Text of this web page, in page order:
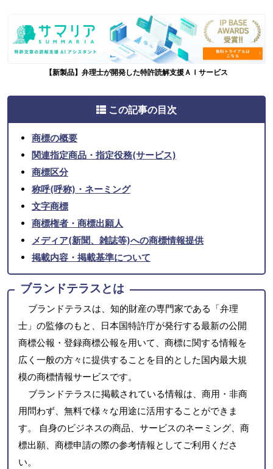
【新製品】弁理士が開発した特許読解支援ＡＩサービス
この記事の目次
商標の概要
関連指定商品・指定役務(サービス)
商標区分
称呼(呼称)・ネーミング
文字商標
商標権者・商標出願人
メディア(新聞、雑誌等)への商標情報提供
掲載内容・掲載基準について
ブランドテラスとは
ブランドテラスは、知的財産の専門家である「弁理
士」の監修のもと、日本国特許庁が発行する最新の公開
商標公報・登録商標公報を用いて、商標に関する情報を
広く一般の方々に提供することを目的とした国内最大規
模の商標情報サービスです。
ブランドテラスに掲載されている情報は、商用・非商
用問わず、無料で様々な用途に活用することができま
す。 自身のビジネスの商品、サービスのネーミング、商
標出願、商標申請の際の参考情報としてご利用くださ
い。